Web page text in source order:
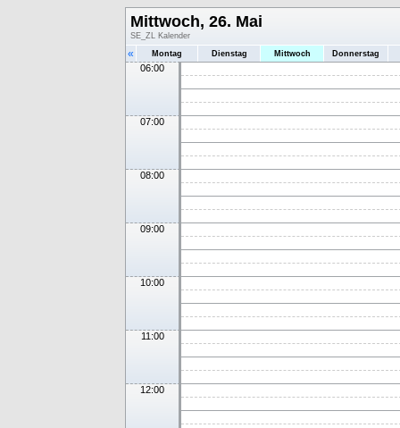
Mittwoch, 26. Mai
SE_ZL Kalender
« Montag Dienstag Mittwoch Donnerstag
06:00
07:00
08:00
09:00
10:00
11:00
12:00